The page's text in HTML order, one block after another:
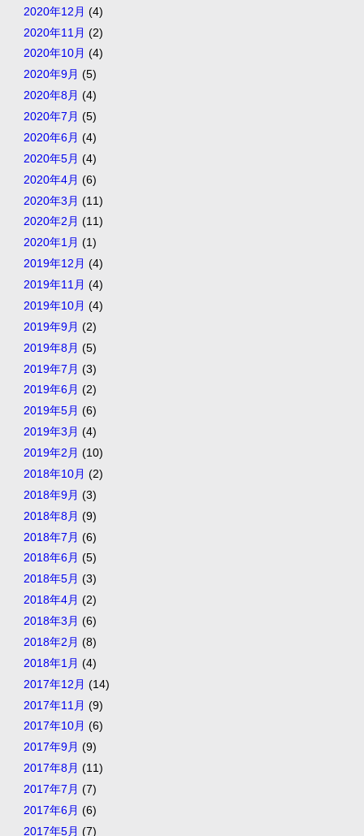
2020年12月 (4)
2020年11月 (2)
2020年10月 (4)
2020年9月 (5)
2020年8月 (4)
2020年7月 (5)
2020年6月 (4)
2020年5月 (4)
2020年4月 (6)
2020年3月 (11)
2020年2月 (11)
2020年1月 (1)
2019年12月 (4)
2019年11月 (4)
2019年10月 (4)
2019年9月 (2)
2019年8月 (5)
2019年7月 (3)
2019年6月 (2)
2019年5月 (6)
2019年3月 (4)
2019年2月 (10)
2018年10月 (2)
2018年9月 (3)
2018年8月 (9)
2018年7月 (6)
2018年6月 (5)
2018年5月 (3)
2018年4月 (2)
2018年3月 (6)
2018年2月 (8)
2018年1月 (4)
2017年12月 (14)
2017年11月 (9)
2017年10月 (6)
2017年9月 (9)
2017年8月 (11)
2017年7月 (7)
2017年6月 (6)
2017年5月 (7)